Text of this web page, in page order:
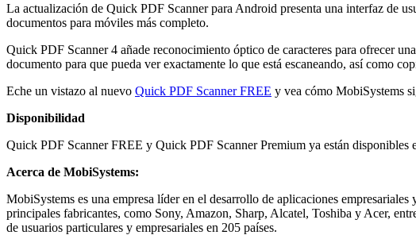
La actualización de Quick PDF Scanner para Android presenta una interfaz de
documentos para móviles más completo.
Quick PDF Scanner 4 añade reconocimiento óptico de caracteres para ofrecer
documento para que pueda ver exactamente lo que está escaneando, así como
Eche un vistazo al nuevo Quick PDF Scanner FREE y vea cómo MobiSystems
Disponibilidad
Quick PDF Scanner FREE y Quick PDF Scanner Premium ya están
Acerca de MobiSystems:
MobiSystems es una empresa líder en el desarrollo de aplicaciones
principales fabricantes, como Sony, Amazon, Sharp, Alcatel, Toshiba y Acer,
de usuarios particulares y empresariales en 205 países.